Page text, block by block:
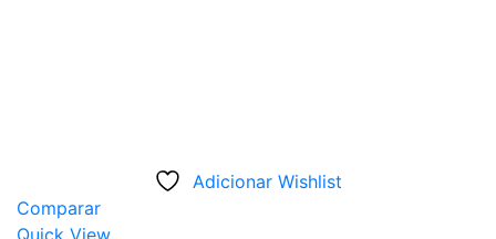
Adicionar Wishlist
Comparar
Quick View